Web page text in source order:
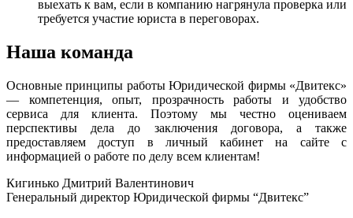
выехать к вам, если в компанию нагрянула проверка или
требуется участие юриста в переговорах.
Наша команда
Основные принципы работы Юридической фирмы «Двитекс»
— компетенция, опыт, прозрачность работы и удобство
сервиса для клиента. Поэтому мы честно оцениваем
перспективы дела до заключения договора, а также
предоставляем доступ в личный кабинет на сайте с
информацией о работе по делу всем клиентам!
Кигинько Дмитрий Валентинович
Генеральный директор Юридической фирмы “Двитекс”